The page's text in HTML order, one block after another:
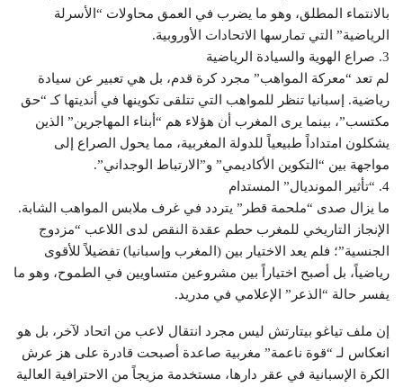
بالانتماء المطلق، وهو ما يضرب في العمق محاولات “الأسرلة
الرياضية” التي تمارسها الاتحادات الأوروبية.
​3. صراع الهوية والسيادة الرياضية
​لم تعد “معركة المواهب” مجرد كرة قدم، بل هي تعبير عن سيادة
رياضية. إسبانيا تنظر للمواهب التي تتلقى تكوينها في أنديتها كـ “حق
مكتسب”، بينما يرى المغرب أن هؤلاء هم “أبناء المهاجرين” الذين
يشكلون امتداداً طبيعياً للدولة المغربية، مما يحول الصراع إلى
مواجهة بين “التكوين الأكاديمي” و”الارتباط الوجداني”.
​4. “تأثير المونديال” المستدام
​ما يزال صدى “ملحمة قطر” يتردد في غرف ملابس المواهب الشابة.
الإنجاز التاريخي للمغرب حطم عقدة النقص لدى اللاعب “مزدوج
الجنسية”؛ فلم يعد الاختيار بين (المغرب وإسبانيا) تفضيلاً للأقوى
رياضياً، بل أصبح اختياراً بين مشروعين متساويين في الطموح، وهو ما
يفسر حالة “الذعر” الإعلامي في مدريد.
إن ملف تياغو بيتارتش ليس مجرد انتقال لاعب من اتحاد لآخر، بل هو
انعكاس لـ “قوة ناعمة” مغربية صاعدة أصبحت قادرة على هز عرش
الكرة الإسبانية في عقر دارها، مستخدمة مزيجاً من الاحترافية العالية